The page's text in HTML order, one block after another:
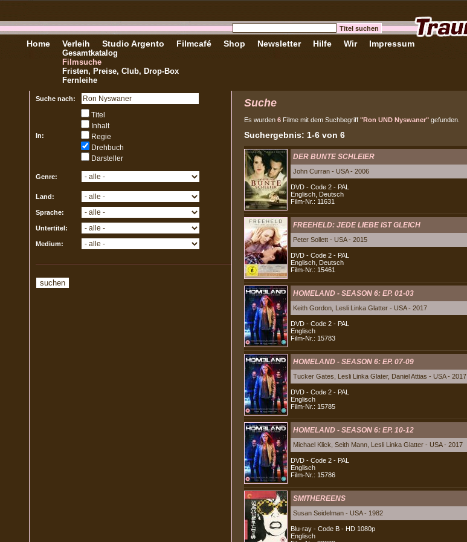
Home Verleih
Gesamtkatalog
Filmsuche
Fristen, Preise, Club, Drop-Box
Fernleihe
Studio Argento Filmcafé Shop Newsletter Hilfe Wir Impressum
Suche nach:
In:
Titel
Inhalt
Regie
Drehbuch
Darsteller
Genre:
Land:
Sprache:
Untertitel:
Medium:
Suche
Es wurden 6 Filme mit dem Suchbegriff "Ron UND Nyswaner" gefunden.
Suchergebnis: 1-6 von 6
DER BUNTE SCHLEIER
John Curran - USA - 2006
DVD - Code 2 - PAL
Englisch, Deutsch
Film-Nr.: 11631
FREEHELD: JEDE LIEBE IST GLEICH
Peter Sollett - USA - 2015
DVD - Code 2 - PAL
Englisch, Deutsch
Film-Nr.: 15461
HOMELAND - SEASON 6: EP. 01-03
Keith Gordon, Lesli Linka Glatter - USA - 2017
DVD - Code 2 - PAL
Englisch
Film-Nr.: 15783
HOMELAND - SEASON 6: EP. 07-09
Tucker Gates, Lesli Linka Glater, Daniel Attias - USA - 2017
DVD - Code 2 - PAL
Englisch
Film-Nr.: 15785
HOMELAND - SEASON 6: EP. 10-12
Michael Klick, Seith Mann, Lesli Linka Glatter - USA - 2017
DVD - Code 2 - PAL
Englisch
Film-Nr.: 15786
SMITHEREENS
Susan Seidelman - USA - 1982
Blu-ray - Code B - HD 1080p
Englisch